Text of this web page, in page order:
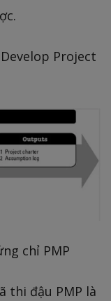
Project
chỉ PMP
thi đậu PMP là